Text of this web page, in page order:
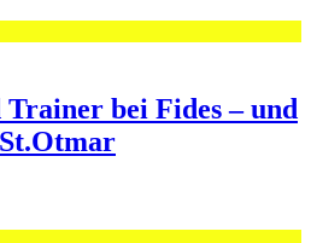
bei Fides – und